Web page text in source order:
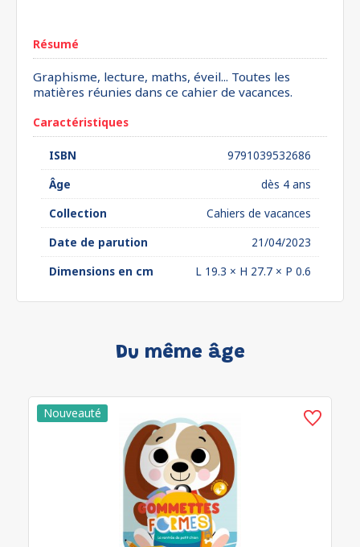
Résumé
Graphisme, lecture, maths, éveil... Toutes les
matières réunies dans ce cahier de vacances.
Caractéristiques
ISBN
9791039532686
Âge
dès 4 ans
Collection
Cahiers de vacances
Date de parution
21/04/2023
Dimensions en cm
L 19.3 × H 27.7 × P 0.6
Du même âge